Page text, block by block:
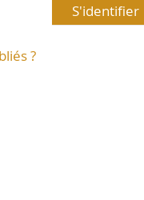
S'identifier
?